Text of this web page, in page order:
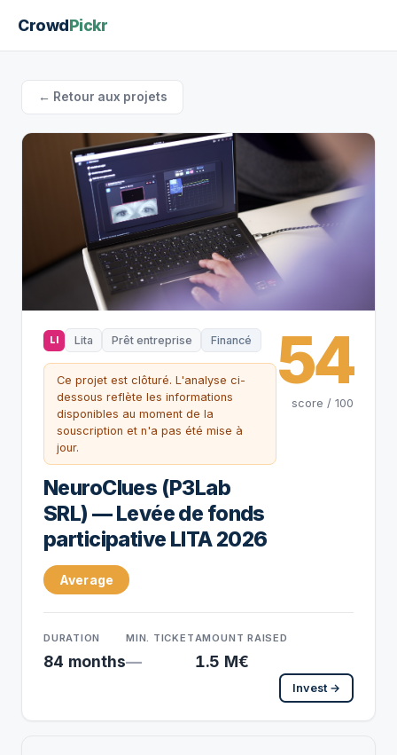
CrowdPickr
← Retour aux projets
LI Lita Prêt entreprise Financé
Ce projet est clôturé. L'analyse ci-
dessous reflète les informations
disponibles au moment de la
souscription et n'a pas été mise à
jour.
NeuroClues (P3Lab
SRL) — Levée de fonds
participative LITA 2026
Average
54
score / 100
DURATION
84 months
MIN. TICKET
—
AMOUNT RAISED
1.5 M€
Invest →